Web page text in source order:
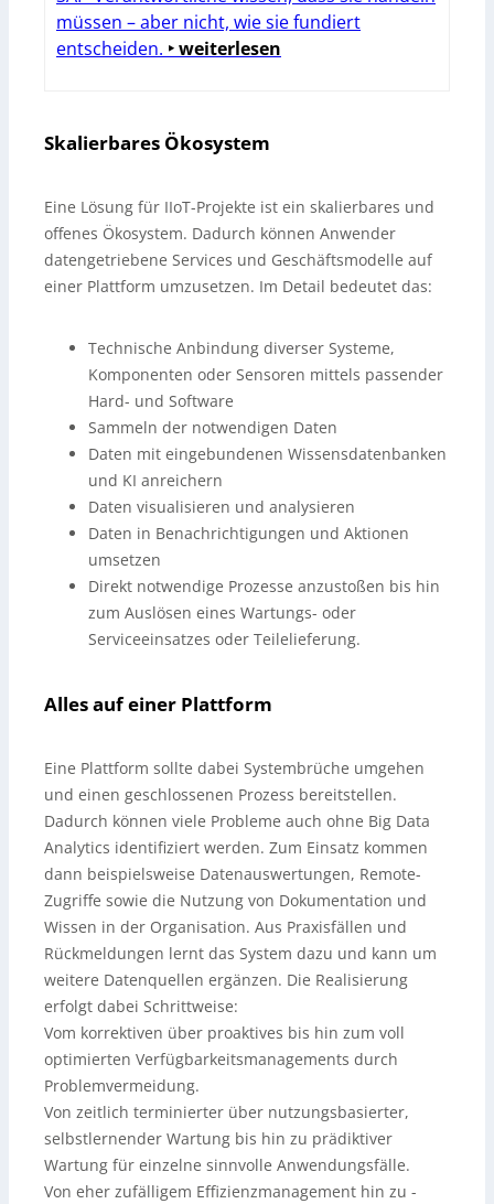
müssen – aber nicht, wie sie fundiert
entscheiden. ‣ weiterlesen
Skalierbares Ökosystem
Eine Lösung für IIoT-Projekte ist ein skalierbares und
offenes Ökosystem. Dadurch können Anwender
datengetriebene Services und Geschäftsmodelle auf
einer Plattform umzusetzen. Im Detail bedeutet das:
Technische Anbindung diverser Systeme,
Komponenten oder Sensoren mittels passender
Hard- und Software
Sammeln der notwendigen Daten
Daten mit eingebundenen Wissensdatenbanken
und KI anreichern
Daten visualisieren und analysieren
Daten in Benachrichtigungen und Aktionen
umsetzen
Direkt notwendige Prozesse anzustoßen bis hin
zum Auslösen eines Wartungs- oder
Serviceeinsatzes oder Teilelieferung.
Alles auf einer Plattform
Eine Plattform sollte dabei Systembrüche umgehen
und einen geschlossenen Prozess bereitstellen.
Dadurch können viele Probleme auch ohne Big Data
Analytics identifiziert werden. Zum Einsatz kommen
dann beispielsweise Datenauswertungen, Remote-
Zugriffe sowie die Nutzung von Dokumentation und
Wissen in der Organisation. Aus Praxisfällen und
Rückmeldungen lernt das System dazu und kann um
weitere Datenquellen ergänzen. Die Realisierung
erfolgt dabei Schrittweise:
Vom korrektiven über proaktives bis hin zum voll
optimierten Verfügbarkeitsmanagements durch
Problemvermeidung.
Von zeitlich terminierter über nutzungsbasierter,
selbstlernender Wartung bis hin zu prädiktiver
Wartung für einzelne sinnvolle Anwendungsfälle.
Von eher zufälligem Effizienzmanagement hin zu ­